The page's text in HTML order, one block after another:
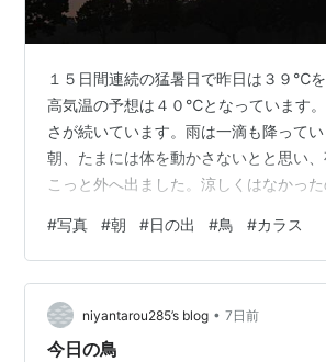
１５日間連続の猛暑日で昨日は３９℃
高気温の予想は４０℃となっています
さが続いています。雨は一滴も降って
朝、たまには体を動かさないとと思い
こっと外へ出ました。涼しくはなかっ
ると、一気に暑さが加速してきたので、
した。 落語「明烏」は好きな噺のひと
は文字通りの明け方に鳴く烏の意味の
期には、男女の一夜の夢の終わりを象徴
使われていました。 日本語というか、
#写真 #朝 #日の出 #鳥 #カラス
niyantarou285’s blog • 7日前
今日の鳥